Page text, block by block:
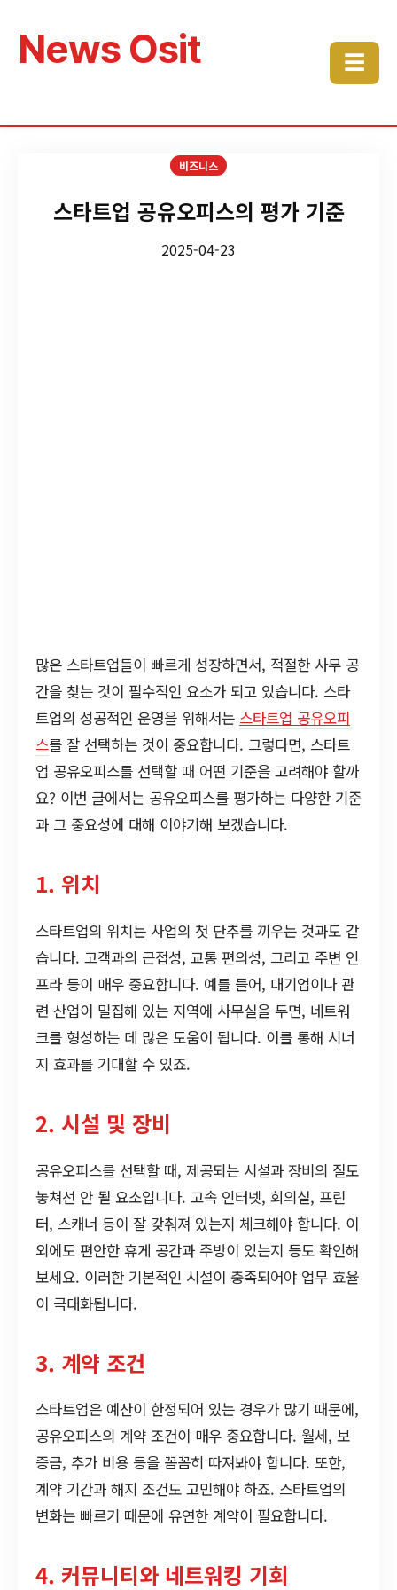
News Osit ☰
비즈니스
스타트업 공유오피스의 평가 기준
2025-04-23
많은 스타트업들이 빠르게 성장하면서, 적절한 사무 공
간을 찾는 것이 필수적인 요소가 되고 있습니다. 스타
트업의 성공적인 운영을 위해서는 스타트업 공유오피
스를 잘 선택하는 것이 중요합니다. 그렇다면, 스타트
업 공유오피스를 선택할 때 어떤 기준을 고려해야 할까
요? 이번 글에서는 공유오피스를 평가하는 다양한 기준
과 그 중요성에 대해 이야기해 보겠습니다.
1. 위치
스타트업의 위치는 사업의 첫 단추를 끼우는 것과도 같
습니다. 고객과의 근접성, 교통 편의성, 그리고 주변 인
프라 등이 매우 중요합니다. 예를 들어, 대기업이나 관
련 산업이 밀집해 있는 지역에 사무실을 두면, 네트워
크를 형성하는 데 많은 도움이 됩니다. 이를 통해 시너
지 효과를 기대할 수 있죠.
2. 시설 및 장비
공유오피스를 선택할 때, 제공되는 시설과 장비의 질도
놓쳐선 안 될 요소입니다. 고속 인터넷, 회의실, 프린
터, 스캐너 등이 잘 갖춰져 있는지 체크해야 합니다. 이
외에도 편안한 휴게 공간과 주방이 있는지 등도 확인해
보세요. 이러한 기본적인 시설이 충족되어야 업무 효율
이 극대화됩니다.
3. 계약 조건
스타트업은 예산이 한정되어 있는 경우가 많기 때문에,
공유오피스의 계약 조건이 매우 중요합니다. 월세, 보
증금, 추가 비용 등을 꼼꼼히 따져봐야 합니다. 또한,
계약 기간과 해지 조건도 고민해야 하죠. 스타트업의
변화는 빠르기 때문에 유연한 계약이 필요합니다.
4. 커뮤니티와 네트워킹 기회